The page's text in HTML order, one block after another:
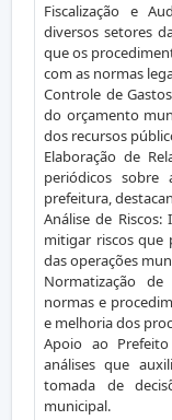
Fiscalização e
diversos setores
que os
com as normas
Controle de
do orçamento
dos recursos
Elaboração de
periódicos sobre
prefeitura,
Análise de
mitigar riscos que
das operações
Normatização de
normas e
e melhoria dos
Apoio ao
análises que
tomada de
municipal.